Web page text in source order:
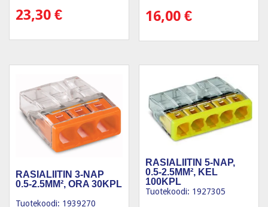
23,30 € 16,00€
RASIALIITIN 3-NAP
0.5-2.5MM², ORA 30KPL
Tuotekoodi: 1939270
RASIALIITIN 5-NAP,
0.5-2.5MM², KEL
100KPL
Tuotekoodi: 1927305